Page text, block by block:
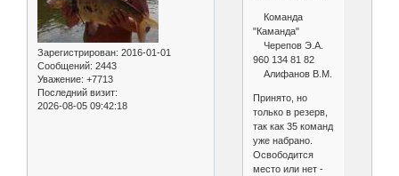
Зарегистрирован: 2016-01-01
Сообщений: 2443
Уважение: +7713
Последний визит:
2026-08-05 09:42:18
Команда
"Каманда"
Черепов Э.А.
960 134 81 82
Алифанов В.М.
Принято, но
только в резерв,
так как 35 команд
уже набрано.
Освободится
место или нет -